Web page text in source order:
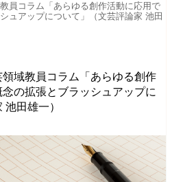
員コラム「あらゆる創作活動に応用で
ュアップについて」（文芸評論家 池田
領域教員コラム「あらゆる創作
の拡張とブラッシュアップに
田雄一）